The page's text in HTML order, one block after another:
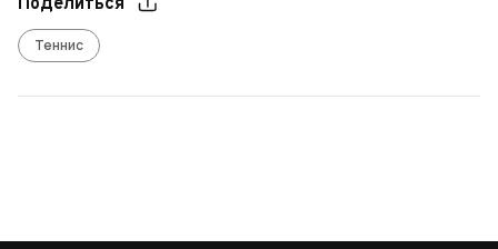
Поделиться
Теннис